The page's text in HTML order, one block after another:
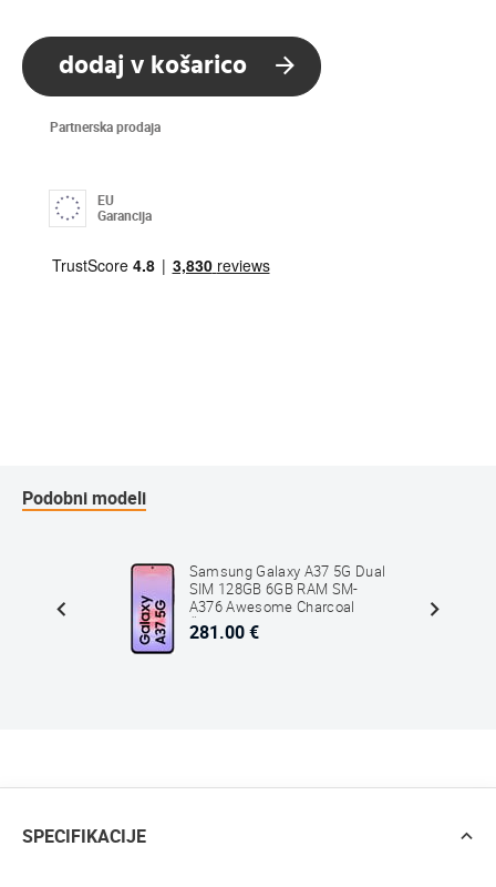
dodaj v košarico
Partnerska prodaja
EU
Garancija
Podobni modeli
Samsung Galaxy A37 5G Dual
SIM 128GB 6GB RAM SM-
A376 Awesome Charcoal
Črna
281.00 €
SPECIFIKACIJE